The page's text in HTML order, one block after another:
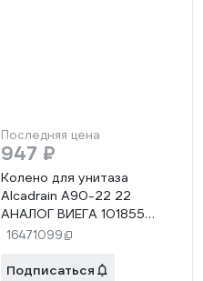
Последняя цена
947 ₽
Колено для унитаза
Alcadrain A90-22 22
АНАЛОГ ВИЕГА 101855
00023617
16471099
Подписаться